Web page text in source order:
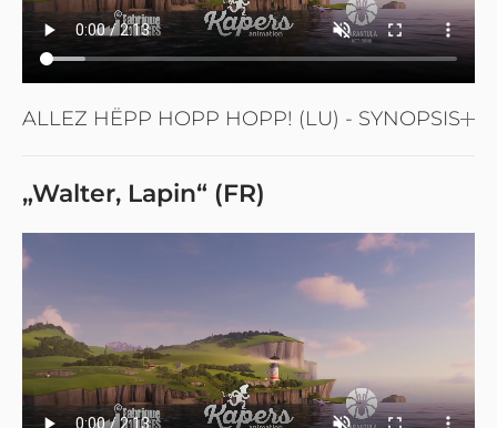
ALLEZ HËPP HOPP HOPP! (LU) - SYNOPSIS
„Walter, Lapin“ (FR)